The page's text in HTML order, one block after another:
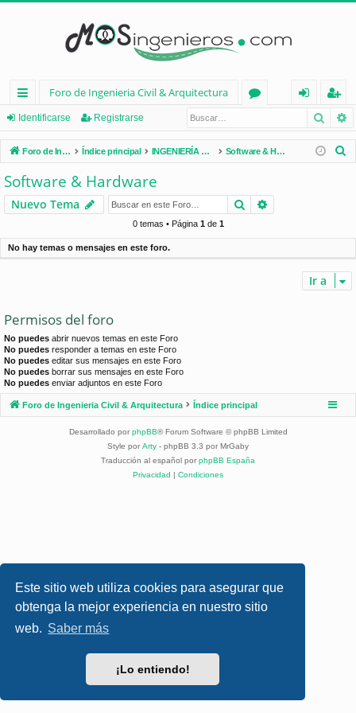
Este sitio web utiliza cookies para asegurar que
obtenga la mejor experiencia en nuestro sitio
web. Saber más
¡Lo entiendo!
nl
ac
es
rá
pi
d
Foro de Ingenieria Civil & Arquitectura
os
nt
ifi
e
eg
ist
ra
Identificarse Registrarse
Foro de Ingenieria Civil & Arquitectura Índice principal INGENIERÍA CIVIL (España) Software & Hardware
r
Software & Hardware
Nuevo Tema Buscar
0 temas • Página 1de 1
No hay temas o mensajes en este foro.
Ir a
Permisos del foro
No puedes abrir nuevos temas en este Foro
No puedes responder a temas en este Foro
No puedes editar sus mensajes en este Foro
No puedes borrar sus mensajes en este Foro
No puedes enviar adjuntos en este Foro
Foro de Ingenieria Civil & Arquitectura Índice principal
Desarrollado por phpBB® Forum Software © phpBB Limited
Style por Arty - phpBB 3.3 por MrGaby
Traducción al español por phpBB España
Privacidad | Condiciones